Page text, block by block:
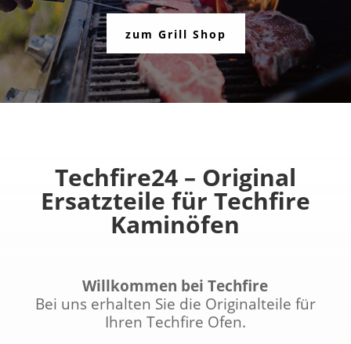
zum Grill Shop
Techfire24 – Original
Ersatzteile für Techfire
Kaminöfen
Willkommen bei Techfire
Bei uns erhalten Sie die Originalteile für
Ihren Techfire Ofen.